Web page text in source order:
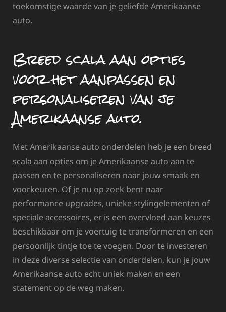
toekomstige waarde van je geliefde Amerikaanse
auto.
Breed scala aan opties
voor het aanpassen en
personaliseren van je
Amerikaanse auto.
Met Amerikaanse auto onderdelen heb je een breed
scala aan opties om je Amerikaanse auto aan te
passen en te personaliseren naar jouw smaak en
voorkeuren. Of je nu op zoek bent naar
performance upgrades, unieke stylingelementen of
speciale accessoires, er is een overvloed aan keuzes
beschikbaar om je voertuig te transformeren en een
persoonlijk tintje toe te voegen. Door te investeren
in deze diverse selectie van onderdelen, kun je jouw
Amerikaanse auto echt uniek maken en een
statement op de weg maken.